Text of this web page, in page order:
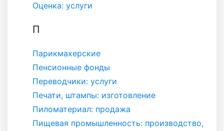
Оценка: услуги
П
Парикмахерские
Пенсионные фонды
Переводчики: услуги
Печати, штампы: изготовление
Пиломатериал: продажа
Пищевая промышленность: производство,